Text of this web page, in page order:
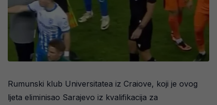
Rumunski klub Universitatea iz Craiove, koji je ovog
ljeta eliminisao Sarajevo iz kvalifikacija za